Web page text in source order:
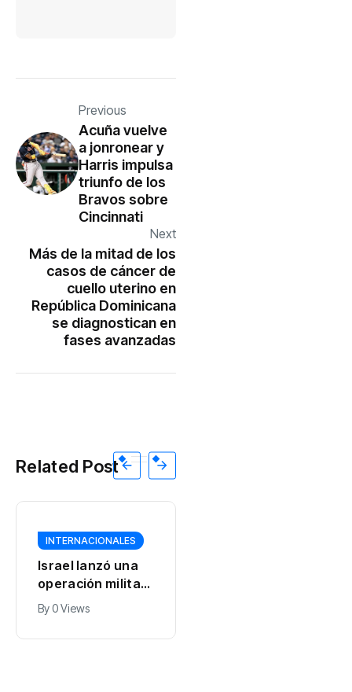
Previous
Acuña vuelve
a jonronear y
Harris impulsa
triunfo de los
Bravos sobre
Cincinnati
Next
Más de la mitad de los
casos de cáncer de
cuello uterino en
República Dominicana
se diagnostican en
fases avanzadas
Related Post
INTERNACIONALES
Israel lanzó una
operación militar
en el sur de
Líbano en
respuesta a un
By0 Views